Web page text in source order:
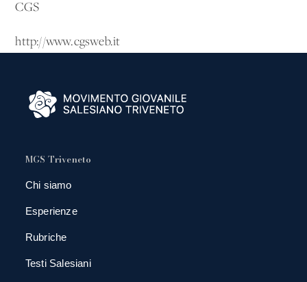
CGS
http://www.cgsweb.it
MGS Triveneto
Chi siamo
Esperienze
Rubriche
Testi Salesiani